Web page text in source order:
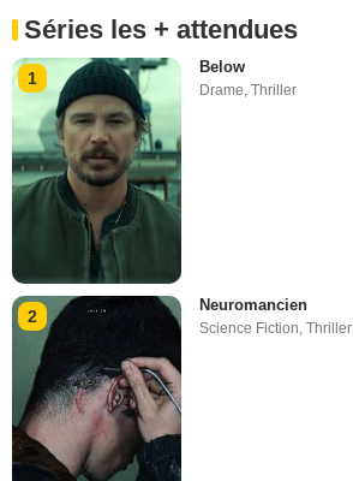
Séries les + attendues
1
Below
Drame,Thriller
2
Neuromancien
Science Fiction,Thriller